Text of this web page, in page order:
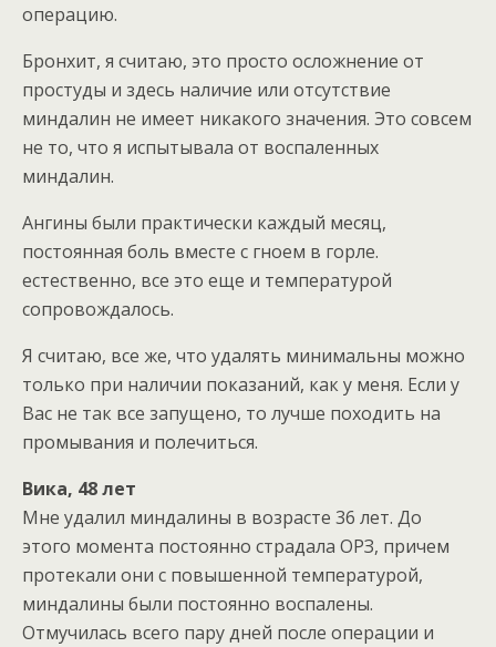
операцию.
Бронхит, я считаю, это просто осложнение от
простуды и здесь наличие или отсутствие
миндалин не имеет никакого значения. Это совсем
не то, что я испытывала от воспаленных
миндалин.
Ангины были практически каждый месяц,
постоянная боль вместе с гноем в горле.
естественно, все это еще и температурой
сопровождалось.
Я считаю, все же, что удалять минимальны можно
только при наличии показаний, как у меня. Если у
Вас не так все запущено, то лучше походить на
промывания и полечиться.
Вика, 48 лет
Мне удалил миндалины в возрасте 36 лет. До
этого момента постоянно страдала ОРЗ, причем
протекали они с повышенной температурой,
миндалины были постоянно воспалены.
Отмучилась всего пару дней после операции и